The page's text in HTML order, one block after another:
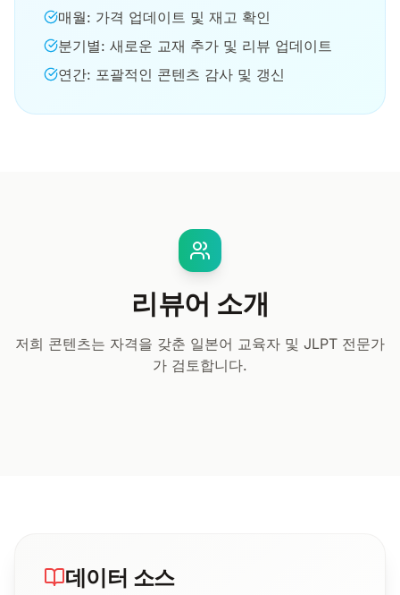
매월: 가격 업데이트 및 재고 확인
분기별: 새로운 교재 추가 및 리뷰 업데이트
연간: 포괄적인 콘텐츠 감사 및 갱신
리뷰어 소개
저희 콘텐츠는 자격을 갖춘 일본어 교육자 및 JLPT 전문가
가 검토합니다.
데이터 소스